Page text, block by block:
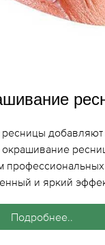
и яркий
Подробнее..